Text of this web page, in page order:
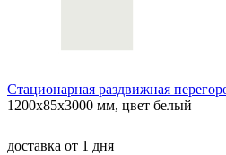
Стационарная раздвижная
1200х85х3000 мм, цвет белый
доставка от 1 дня